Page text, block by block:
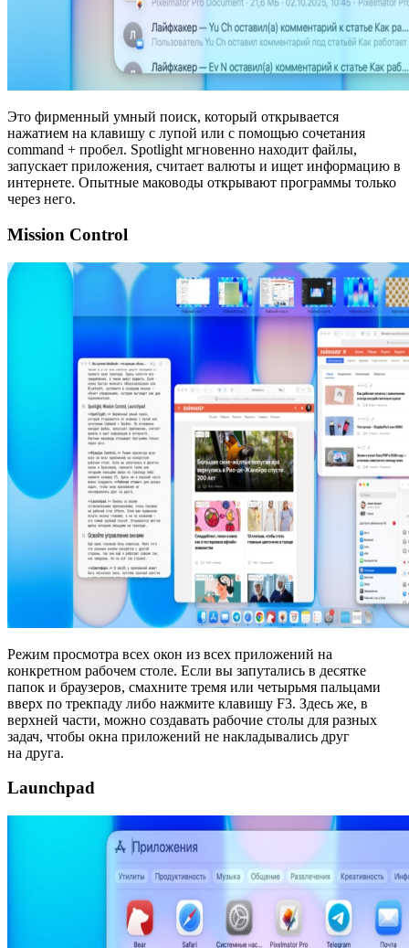
Это фирменный умный поиск, который открывается
нажатием на клавишу с лупой или с помощью сочетания
сommand + пробел. Spotlight мгновенно находит файлы,
запускает приложения, считает валюты и ищет информацию в
интернете. Опытные маководы открывают программы только
через него.
Mission Control
Режим просмотра всех окон из всех приложений на
конкретном рабочем столе. Если вы запутались в десятке
папок и браузеров, смахните тремя или четырьмя пальцами
вверх по трекпаду либо нажмите клавишу F3. Здесь же, в
верхней части, можно создавать рабочие столы для разных
задач, чтобы окна приложений не накладывались друг
на друга.
Launchpad